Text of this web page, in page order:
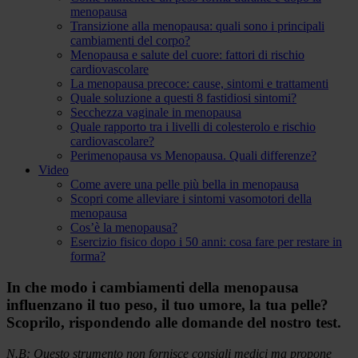
menopausa
Transizione alla menopausa: quali sono i principali
cambiamenti del corpo?
Menopausa e salute del cuore: fattori di rischio
cardiovascolare
La menopausa precoce: cause, sintomi e trattamenti
Quale soluzione a questi 8 fastidiosi sintomi?
Secchezza vaginale in menopausa
Quale rapporto tra i livelli di colesterolo e rischio
cardiovascolare?
Perimenopausa vs Menopausa. Quali differenze?
Video
Come avere una pelle più bella in menopausa
Scopri come alleviare i sintomi vasomotori della
menopausa
Cos’è la menopausa?
Esercizio fisico dopo i 50 anni: cosa fare per restare in
forma?
In che modo i cambiamenti della menopausa
influenzano il tuo peso, il tuo umore, la tua pelle?
Scoprilo, rispondendo alle domande del nostro test.
N.B: Questo strumento non fornisce consigli medici ma propone